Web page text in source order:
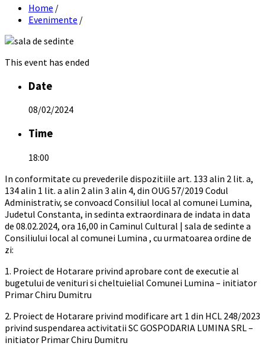
Home /
Evenimente /
This event has ended
Date
08/02/2024
Time
18:00
In conformitate cu prevederile dispozitiile art. 133 alin 2 lit. a,
134 alin 1 lit. a alin 2 alin 3 alin 4, din OUG 57/2019 Codul
Administrativ, se convoacd Consiliul local al comunei Lumina,
Judetul Constanta, in sedinta extraordinara de indata in data
de 08.02.2024, ora 16,00 in Caminul Cultural | sala de sedinte a
Consiliului local al comunei Lumina , cu urmatoarea ordine de
zi:
1. Proiect de Hotarare privind aprobare cont de executie al
bugetului de venituri si cheltuielial Comunei Lumina – initiator
Primar Chiru Dumitru
2. Proiect de Hotarare privind modificare art 1 din HCL 248/2023
privind suspendarea activitatii SC GOSPODARIA LUMINA SRL –
initiator Primar Chiru Dumitru